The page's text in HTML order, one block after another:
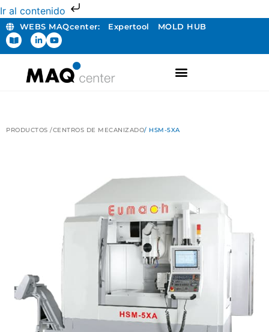
Ir al contenido
WEBS MAQcenter: Expertool MOLD HUB
PRODUCTOS /CENTROS DE MECANIZADO/ HSM-5XA